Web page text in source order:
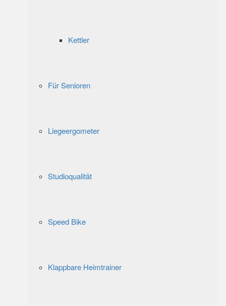
Kettler
Für Senioren
Liegeergometer
Studioqualität
Speed Bike
Klappbare Heimtrainer